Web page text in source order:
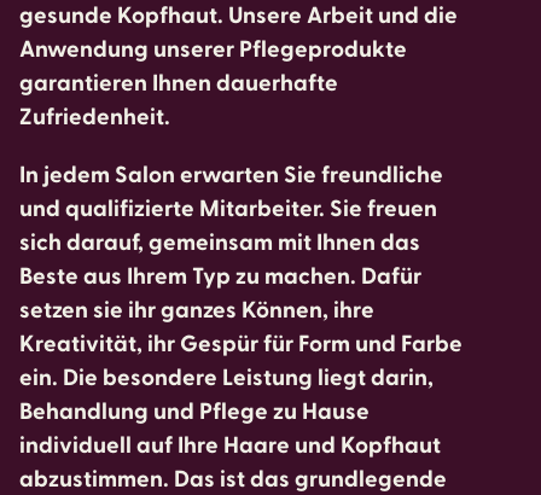
gesunde Kopfhaut. Unsere Arbeit und die
Anwendung unserer Pflegeprodukte
garantieren Ihnen dauerhafte
Zufriedenheit.
In jedem Salon erwarten Sie freundliche
und qualifizierte Mitarbeiter. Sie freuen
sich darauf, gemeinsam mit Ihnen das
Beste aus Ihrem Typ zu machen. Dafür
setzen sie ihr ganzes Können, ihre
Kreativität, ihr Gespür für Form und Farbe
ein. Die besondere Leistung liegt darin,
Behandlung und Pflege zu Hause
individuell auf Ihre Haare und Kopfhaut
abzustimmen. Das ist das grundlegende